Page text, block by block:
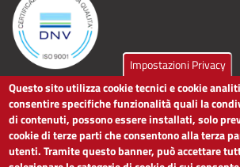
LINK UTILI
Dichiarazione di accessibilità
Obiettivi di accessibilità
Impostazioni Privacy
Questo sito utilizza cookie tecnici e cookie
consentire specifiche funzionalità quali la
di contenuti, possono essere installati, solo
cookie di terze parti che consentono alla terza
utenti. Tramite questo banner, può accettare